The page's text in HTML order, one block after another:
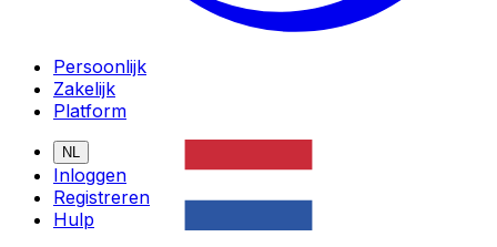
Persoonlijk
Zakelijk
Platform
NL
Inloggen
Registreren
Hulp